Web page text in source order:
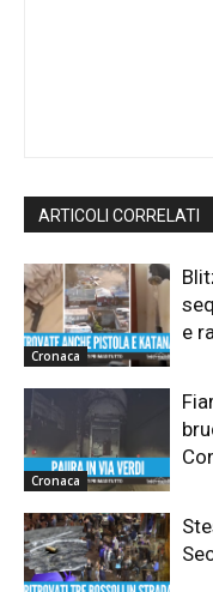
ARTICOLI CORRELATI
Cronaca
e
Cronaca